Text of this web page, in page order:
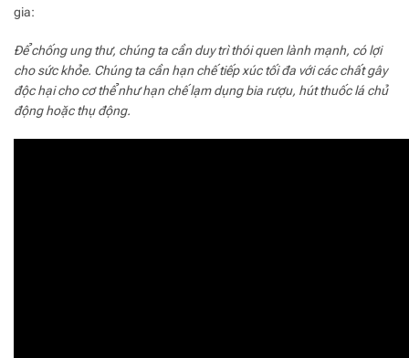
gia:
Để chống ung thư, chúng ta cần duy trì thói quen lành mạnh, có lợi
cho sức khỏe. Chúng ta cần hạn chế tiếp xúc tối đa với các chất gây
độc hại cho cơ thể như hạn chế lạm dụng bia rượu, hút thuốc lá chủ
động hoặc thụ động.